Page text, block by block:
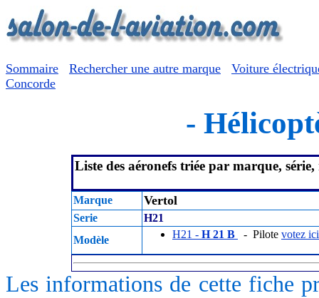
Sommaire Rechercher une autre marque
Voiture
Concorde
-
Liste des aéronefs triée par marque, série,
Marque Vertol
Serie
H21
Modèle
H21 - H 21 B - Pilote votez ici
Les informations de cette fiche